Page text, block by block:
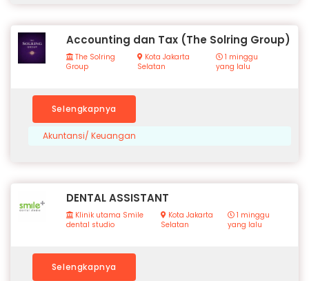
Accounting dan Tax (The Solring Group)
The Solring
Group
Kota Jakarta
Selatan
1 minggu
yang lalu
Selengkapnya
Akuntansi/ Keuangan
DENTAL ASSISTANT
Klinik utama Smile
dental studio
Kota Jakarta
Selatan
1 minggu
yang lalu
Selengkapnya